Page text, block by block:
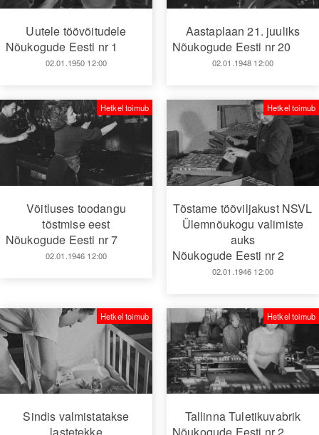
Uutele töövõitudele
Nõukogude Eesti nr 1
02.01.1950 12:00
Aastaplaan 21. juuliks
Nõukogude Eesti nr 20
02.01.1948 12:00
Võitluses toodangu
tõstmise eest
Nõukogude Eesti nr 7
02.01.1946 12:00
Hetkel toimub
Tõstame tööviljakust NSVL
Ülemnõukogu valimiste
auks
Nõukogude Eesti nr 2
02.01.1946 12:00
Hetkel toimub
Sindis valmistatakse
Hetkel toimub
Tallinna Tuletikuvabrik
Hetkel toimub